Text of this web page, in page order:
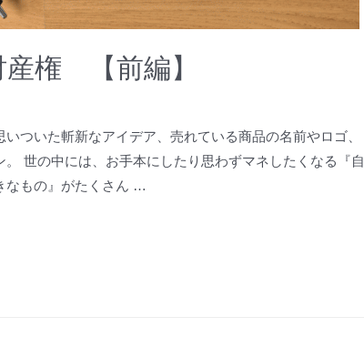
産権 【前編】
ついた斬新なアイデア、売れている商品の名前やロゴ、
世の中には、お手本にしたり思わずマネしたくなる『自
なもの』がたくさん …